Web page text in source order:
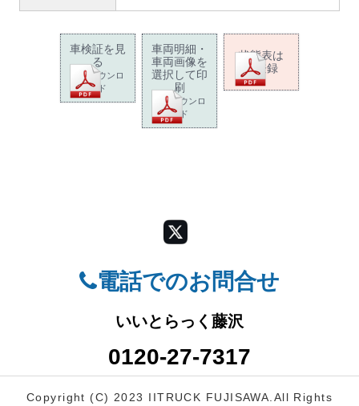
車検証を見
る
PDFダウンロ
ード
車両明細・
車両画像を
選択して印
刷
PDFダウンロ
ード
状態表は
未登録
電話でのお問合せ
いいとらっく藤沢
0120-27-7317
Copyright (C) 2023 IITRUCK FUJISAWA. All Rights